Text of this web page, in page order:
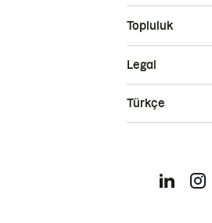
Topluluk
Legal
Türkçe